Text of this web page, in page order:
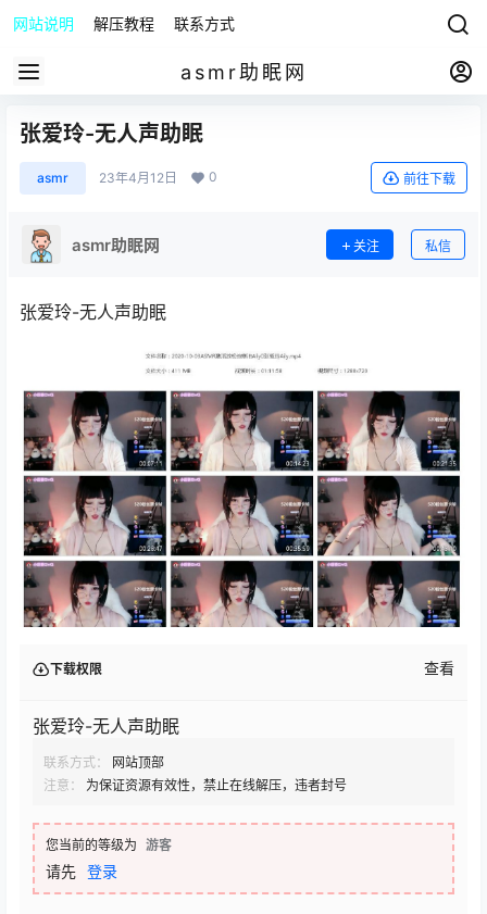
网站说明 解压教程 联系方式
asmr助眠网
张爱玲-无人声助眠
asmr 23年4月12日 0 前往下载
asmr助眠网 关注 私信
张爱玲-无人声助眠
下载权限 查看
张爱玲-无人声助眠
联系方式：
网站顶部
注意：
为保证资源有效性，禁止在线解压，违者封号
您当前的等级为 游客
请先 登录